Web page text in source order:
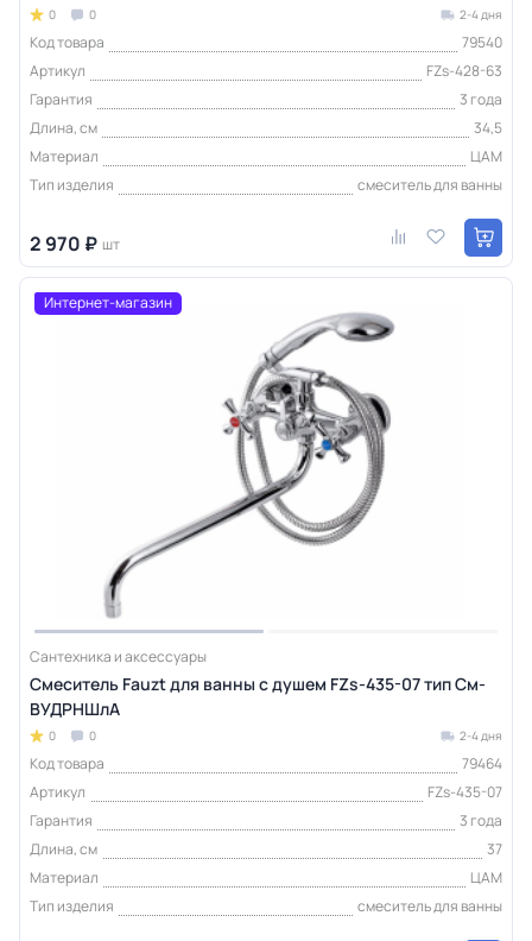
0 0 2-4 дня
Код товара
79540
Артикул
FZs-428-63
Гарантия
3 года
Длина, см
34,5
Материал
ЦАМ
Тип изделия
смеситель для ванны
2 970 ₽ шт
Интернет-магазин
Сантехника и аксессуары
Смеситель Fauzt для ванны с душем FZs-435-07 тип См-
ВУДРНШлА
0 0 2-4 дня
Код товара
79464
Артикул
FZs-435-07
Гарантия
3 года
Длина, см
37
Материал
ЦАМ
Тип изделия
смеситель для ванны